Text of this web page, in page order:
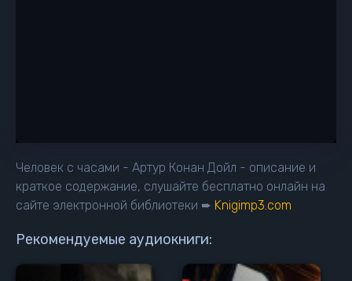
Человек с часами - Артур Конан Дойл - описание и
краткое содержание, слушайте бесплатно онлайн на
сайте электронной библиотеки ➨ Knigimp3.com
Рекомендуемые аудиокниги: